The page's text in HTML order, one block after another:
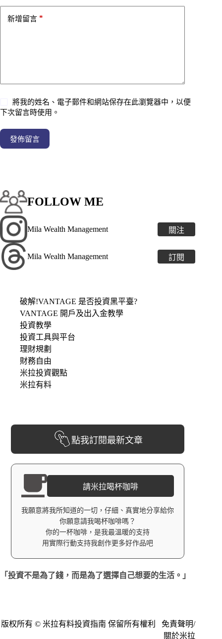
新增留言 *
將我的姓名、電子郵件和網站保存在此瀏覽器中，以便
下次留言時使用。
發佈留言
FOLLOW ME
Mila Wealth Management 關注
Mila Wealth Management 訂閱
破解!VANTAGE 是否投資黑平臺?
VANTAGE 開戶及出入金教學
投資教學
投資工具與平台
理財規劃
財務自由
米拉投資觀點
米拉有料
點我訂閱最新文章
請米拉喝杯咖啡
我願意將我所知道的一切，仔細、真實地分享給你
你願意請我喝杯咖啡嗎？
你的一杯咖啡，是我最溫暖的支持
用實際行動支持我創作更多好作品吧
「投資不是為了錢，而是為了選擇自己想要的生活。」
版权所有 © 米拉有料投資指南 保留所有權利 免責聲明/
關於米拉